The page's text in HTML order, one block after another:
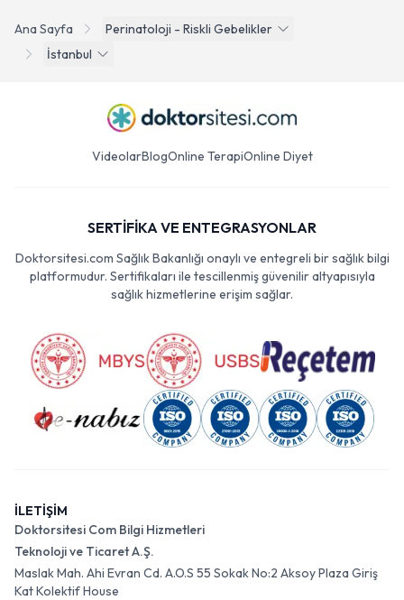
Ana Sayfa
Perinatoloji - Riskli Gebelikler
İstanbul
VideolarBlogOnline TerapiOnline Diyet
SERTİFİKA VE ENTEGRASYONLAR
Doktorsitesi.com Sağlık Bakanlığı onaylı ve entegreli bir sağlık bilgi
platformudur. Sertifikaları ile tescillenmiş güvenilir altyapısıyla
sağlık hizmetlerine erişim sağlar.
İLETİŞİM
Doktorsitesi Com Bilgi Hizmetleri
Teknoloji ve Ticaret A.Ş.
Maslak Mah. Ahi Evran Cd. A.O.S 55 Sokak No:2 Aksoy Plaza Giriş
Kat Kolektif House